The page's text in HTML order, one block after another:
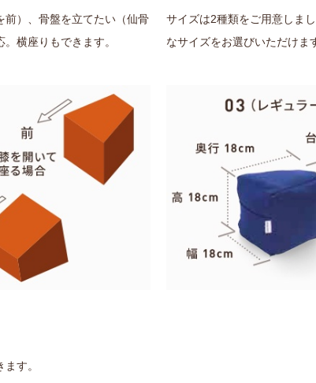
前）、骨盤を立てたい（仙骨
横座りもできます。
サイズは2種類をご用意しま
なサイズをお選びいただけま
す。